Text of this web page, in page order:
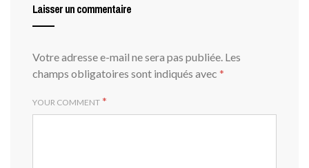
Laisser un commentaire
Votre adresse e-mail ne sera pas publiée. Les
champs obligatoires sont indiqués avec *
YOUR COMMENT *